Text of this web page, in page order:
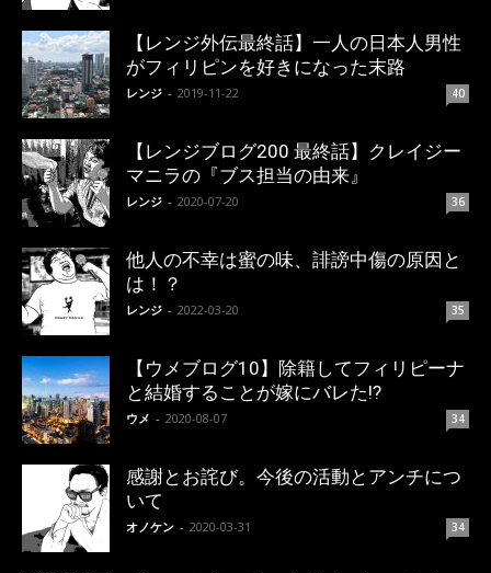
【レンジ外伝最終話】一人の日本人男性
がフィリピンを好きになった末路
レンジ - 2019-11-22 40
【レンジブログ200 最終話】クレイジー
マニラの『ブス担当の由来』
レンジ - 2020-07-20 36
他人の不幸は蜜の味、誹謗中傷の原因と
は！？
レンジ - 2022-03-20 35
【ウメブログ10】除籍してフィリピーナ
と結婚することが嫁にバレた!?
ウメ - 2020-08-07 34
感謝とお詫び。今後の活動とアンチにつ
いて
オノケン - 2020-03-31 34